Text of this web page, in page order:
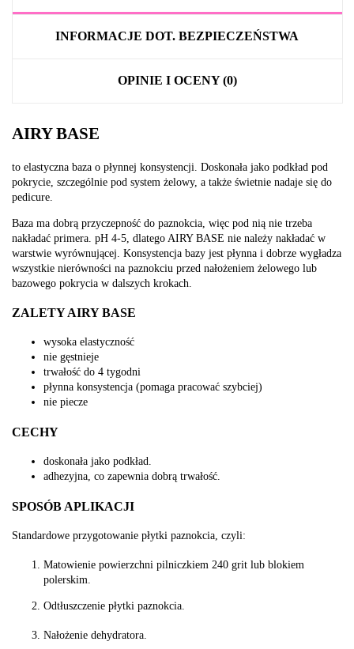
INFORMACJE DOT. BEZPIECZEŃSTWA
OPINIE I OCENY (0)
AIRY BASE
to elastyczna baza o płynnej konsystencji. Doskonała jako podkład pod
pokrycie, szczególnie pod system żelowy, a także świetnie nadaje się do
pedicure.
Baza ma dobrą przyczepność do paznokcia, więc pod nią nie trzeba
nakładać primera. pH 4-5, dlatego AIRY BASE nie należy nakładać w
warstwie wyrównującej. Konsystencja bazy jest płynna i dobrze wygładza
wszystkie nierówności na paznokciu przed nałożeniem żelowego lub
bazowego pokrycia w dalszych krokach.
ZALETY AIRY BASE
wysoka elastyczność
nie gęstnieje
trwałość do 4 tygodni
płynna konsystencja (pomaga pracować szybciej)
nie piecze
CECHY
doskonała jako podkład.
adhezyjna, co zapewnia dobrą trwałość.
SPOSÓB APLIKACJI
Standardowe przygotowanie płytki paznokcia, czyli:
Matowienie powierzchni pilniczkiem 240 grit lub blokiem
polerskim.
Odtłuszczenie płytki paznokcia.
Nałożenie dehydratora.